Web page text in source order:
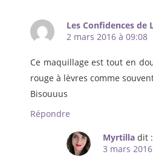
Les Confidences de
2 mars 2016 à 09:08
Ce maquillage est tout en
rouge à lèvres comme
Bisouuus
Répondre
Myrtilla dit :
3 mars